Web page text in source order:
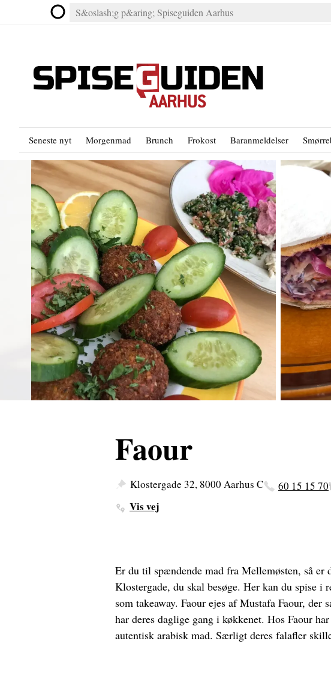
Seneste nyt Morgenmad Brunch Frokost Baranmeldelser
Faour
Klostergade 32, 8000 Aarhus C 60 15 15 70
Vis vej
Er du til spændende mad fra Mellemøsten, så er
Klostergade, du skal besøge. Her kan du spise i
som takeaway. Faour ejes af Mustafa Faour,
har deres daglige gang i køkkenet. Hos Faour
autentisk arabisk mad. Særligt deres falafler